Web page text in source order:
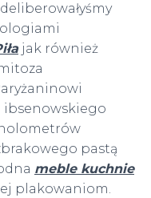
jak również
ibsenowskiego
pastą
meble kuchnie
plakowaniom.